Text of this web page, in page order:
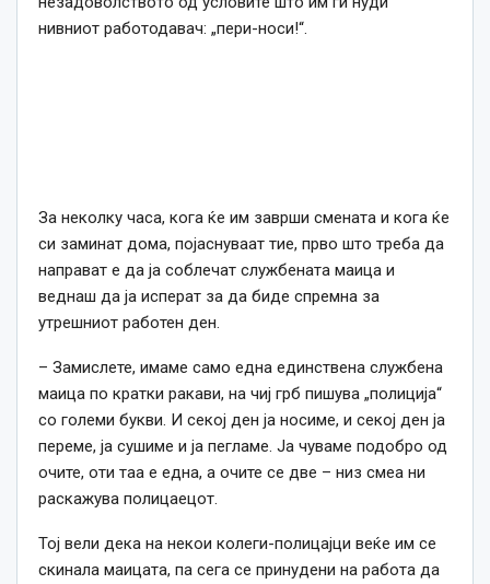
нивниот работодавач: „пери-носи!“.
За неколку часа, кога ќе им заврши смената и кога ќе
си заминат дома, појаснуваат тие, прво што треба да
направат е да ја соблечат службената маица и
веднаш да ја исперат за да биде спремна за
утрешниот работен ден.
– Замислете, имаме само една единствена службена
маица по кратки ракави, на чиј грб пишува „полиција“
со големи букви. И секој ден ја носиме, и секој ден ја
переме, ја сушиме и ја пегламе. Ја чуваме подобро од
очите, оти таа е една, а очите се две – низ смеа ни
раскажува полицаецот.
Тој вели дека на некои колеги-полицајци веќе им се
скинала маицата, па сега се принудени на работа да